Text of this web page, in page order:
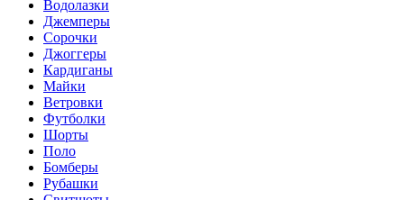
Водолазки
Джемперы
Сорочки
Джоггеры
Кардиганы
Майки
Ветровки
Футболки
Шорты
Поло
Бомберы
Рубашки